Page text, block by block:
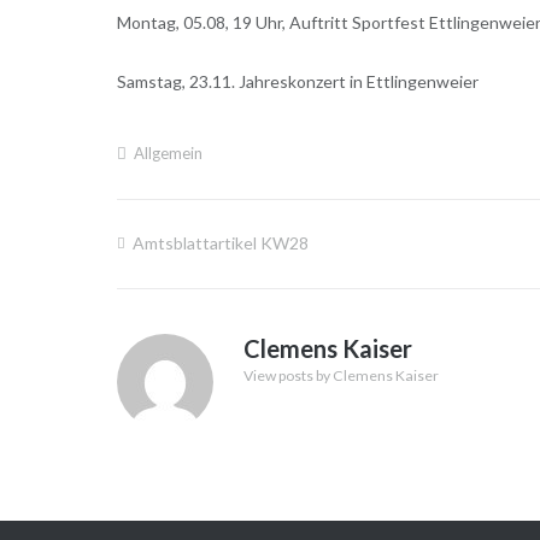
Montag, 05.08, 19 Uhr, Auftritt Sportfest Ettlingenweier
Samstag, 23.11. Jahreskonzert in Ettlingenweier
Allgemein
Beitragsnavigation
Amtsblattartikel KW28
Clemens Kaiser
View posts by Clemens Kaiser